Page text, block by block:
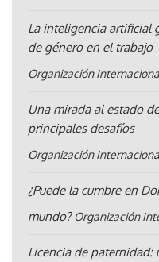
La inteligencia artificial
de género en el trabajo
Organización
Una mirada al estado
principales desafíos
Organización
¿Puede la cumbre en
mundo? Organización
Licencia de paternidad: